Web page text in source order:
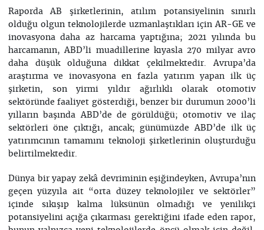
Raporda AB şirketlerinin, atılım potansiyelinin sınırlı
olduğu olgun teknolojilerde uzmanlaştıkları için AR-GE ve
inovasyona daha az harcama yaptığına; 2021 yılında bu
harcamanın, ABD’li muadillerine kıyasla 270 milyar avro
daha düşük olduğuna dikkat çekilmektedir. Avrupa’da
araştırma ve inovasyona en fazla yatırım yapan ilk üç
şirketin, son yirmi yıldır ağırlıklı olarak otomotiv
sektöründe faaliyet gösterdiği, benzer bir durumun 2000’li
yılların başında ABD’de de görüldüğü; otomotiv ve ilaç
sektörleri öne çıktığı, ancak; günümüzde ABD’de ilk üç
yatırımcının tamamını teknoloji şirketlerinin oluşturduğu
belirtilmektedir.
Dünya bir yapay zekâ devriminin eşiğindeyken, Avrupa’nın
geçen yüzyıla ait “orta düzey teknolojiler ve sektörler”
içinde sıkışıp kalma lüksünün olmadığı ve yenilikçi
potansiyelini açığa çıkarması gerektiğini ifade eden rapor,